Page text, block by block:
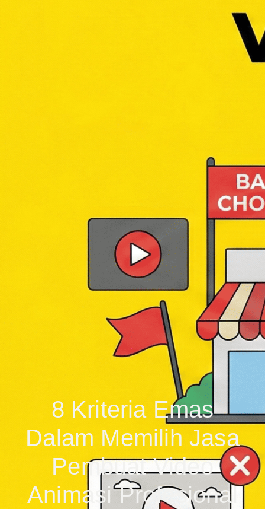
8 Kriteria Emas
Dalam Memilih Jasa
Pembuat Video
Animasi Profesional